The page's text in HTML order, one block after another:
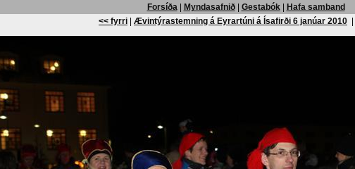
Forsíða| Myndasafnið| Gestabók|
Hafa samband
<< fyrri
Ævintýrastemning á Eyrartúni á Ísafirði 6 janúar 2010